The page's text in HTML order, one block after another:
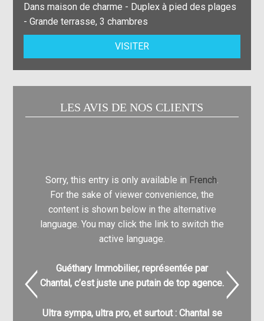
Dans maison de charme - Duplex à pied des plages
- Grande terrasse, 3 chambres
VISITER
LES AVIS DE NOS CLIENTS
Sorry, this entry is only available in French
For the sake of viewer convenience, the
content is shown below in the alternative
language. You may click the link to switch the
active language.
Guéthary Immobilier, représentée par
Chantal, c’est juste une putain de top agence.
Ultra sympa, ultra pro, et surtout : Chantal se